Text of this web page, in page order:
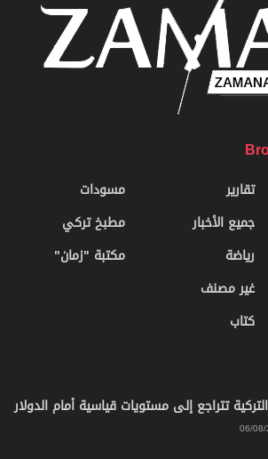
تقارير
جميع الأخبار
رياضة
غير مصنف
كتاب
مسودات
مطبخ تركي
مكتبة "زمان"
التركية تتراجع إلى مستويات قياسية أمام الدولار